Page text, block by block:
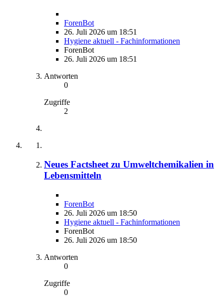
ForenBot
26. Juli 2026 um 18:51
Hygiene aktuell - Fachinformationen
ForenBot
26. Juli 2026 um 18:51
Antworten
0
Zugriffe
2
Neues Factsheet zu Umweltchemikalien in
Lebensmitteln
ForenBot
26. Juli 2026 um 18:50
Hygiene aktuell - Fachinformationen
ForenBot
26. Juli 2026 um 18:50
Antworten
0
Zugriffe
0